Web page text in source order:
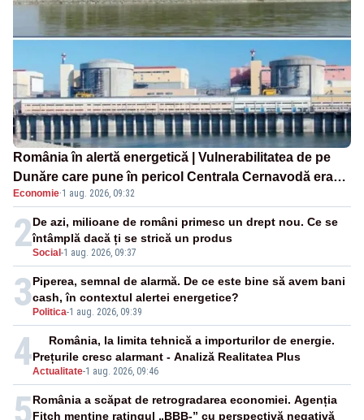
România în alertă energetică | Vulnerabilitatea de pe
Dunăre care pune în pericol Centrala Cernavodă era
cunoscută de pe vremea lui Ceaușescu
Economie·1 aug. 2026, 09:32
2Social -1 aug. 2026, 09:37
De azi, milioane de români primesc un drept nou. Ce se
întâmplă dacă ți se strică un produs
3 Politica-1 aug. 2026, 09:39
Piperea, semnal de alarmă. De ce este bine să avem bani
cash, în contextul alertei energetice?
4Actualitate-1 aug. 2026, 09:46
România, la limita tehnică a importurilor de energie.
Prețurile cresc alarmant - Analiză Realitatea Plus
5România a scăpat de retrogradarea economiei. Agenția
Fitch menține ratingul „BBB-” cu perspectivă negativă